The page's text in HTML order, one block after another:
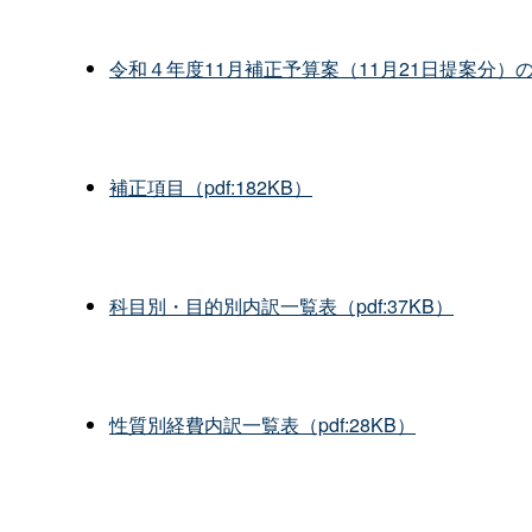
令和４年度11月補正予算案（11月21日提案分）
補正項目（pdf:182KB）
科目別・目的別内訳一覧表（pdf:37KB）
性質別経費内訳一覧表（pdf:28KB）